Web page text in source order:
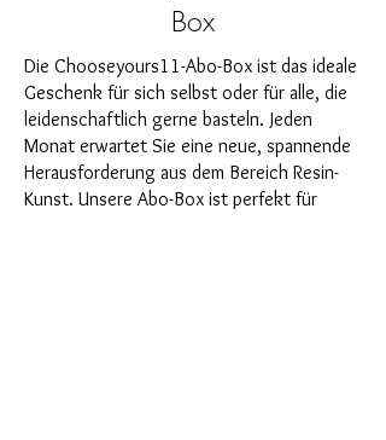
Box
Die Chooseyours11-Abo-Box ist das ideale
Geschenk für sich selbst oder für alle, die
leidenschaftlich gerne basteln. Jeden
Monat erwartet Sie eine neue, spannende
Herausforderung aus dem Bereich Resin-
Kunst. Unsere Abo-Box ist perfekt für